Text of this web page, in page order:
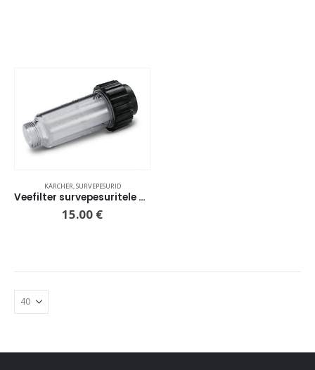
KÄRCHER,SURVEPESURID
Veefilter survepesuritele 3/4 tolli
15.00 €